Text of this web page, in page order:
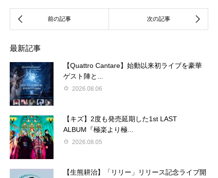
最新記事
【Quattro Cantare】始動以来初ライブを豪華
ゲスト陣と...
2026.08.06
【キズ】2度も発売延期した1st LAST
ALBUM『極楽より極...
2026.08.05
【生熊耕治】「リリー」リリース記念ライブ開